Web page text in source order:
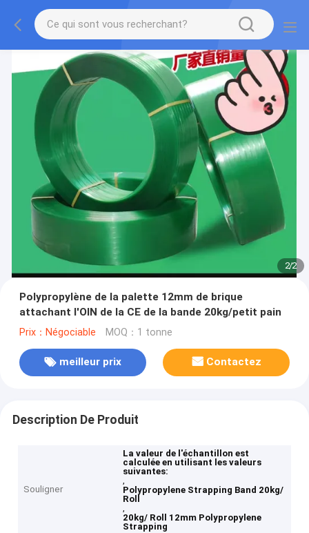
2/2
Polypropylène de la palette 12mm de brique
attachant l'OIN de la CE de la bande 20kg/petit pain
Prix：Négociable MOQ：1 tonne
meilleur prix Contactez
Description De Produit
Souligner
La valeur de l'échantillon est
calculée en utilisant les valeurs
suivantes:
,
Polypropylene Strapping Band 20kg/
Roll
,
20kg/ Roll 12mm Polypropylene
Strapping